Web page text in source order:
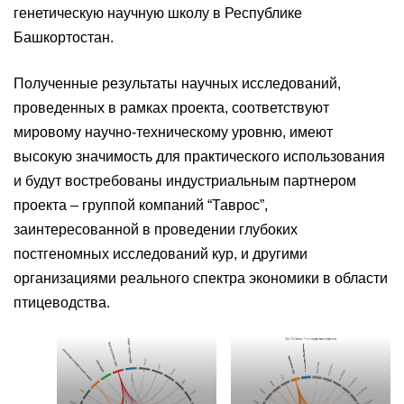
генетическую научную школу в Республике
Башкортостан.
Полученные результаты научных исследований,
проведенных в рамках проекта, соответствуют
мировому научно-техническому уровню, имеют
высокую значимость для практического использования
и будут востребованы индустриальным партнером
проекта – группой компаний “Таврос”,
заинтересованной в проведении глубоких
постгеномных исследований кур, и другими
организациями реального спектра экономики в области
птицеводства.